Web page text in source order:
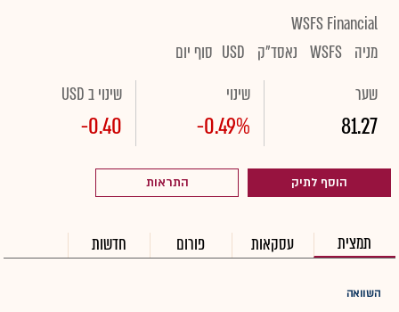
WSFS Financial
מניה WSFS נאסד"ק USD סוף יום
שער
81.27
שינוי
-0.49%
שינוי ב USD
-0.40
הוסף לתיק התראות
תמצית עסקאות פורום חדשות
השוואה